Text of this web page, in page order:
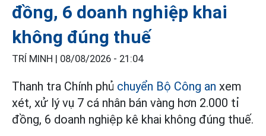
đồng, 6 doanh nghiệp khai
không đúng thuế
TRÍ MINH | 08/08/2026 - 21:04
Thanh tra Chính phủ chuyển Bộ Công an xem
xét, xử lý vụ 7 cá nhân bán vàng hơn 2.000 tỉ
đồng, 6 doanh nghiệp kê khai không đúng thuế.